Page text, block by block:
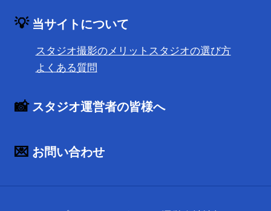
💡 当サイトについて
スタジオ撮影のメリット スタジオの選び方
よくある質問
📸 スタジオ運営者の皆様へ
💌 お問い合わせ